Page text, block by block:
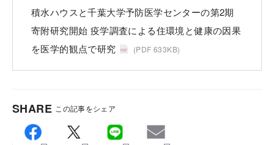
積水ハウスと千葉大学予防医学センターの第2期
寄附研究開始 疫学調査による住環境と健康の因果
を医学的観点で研究
(PDF 633KB)
SHARE この記事をシェア